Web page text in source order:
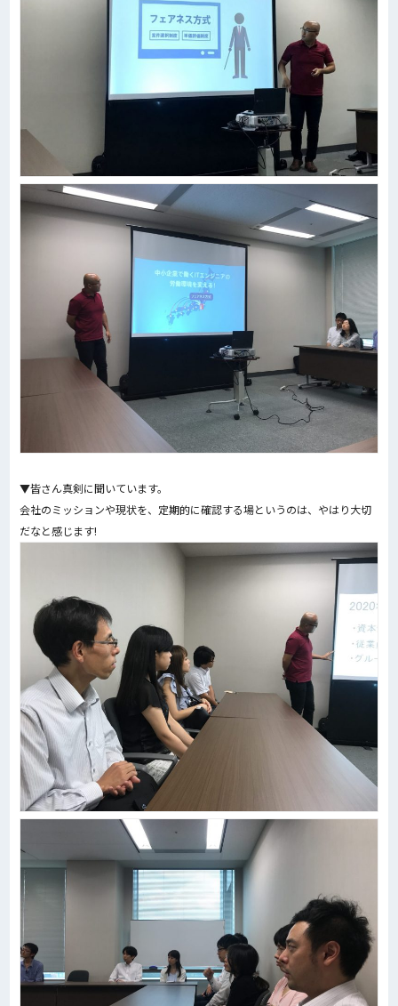
▼皆さん真剣に聞いています。
会社のミッションや現状を、定期的に確認する場というのは、やはり大切
だなと感じます!